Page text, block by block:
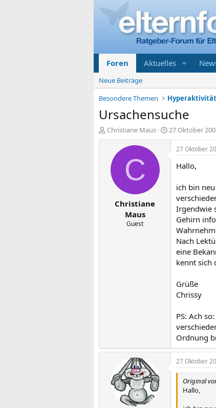
Foren Aktuelles
Neue Beiträge
Besondere Themen
Hyperaktivität
Ursachensuche
E
r
Christiane Maus
E
r
t
27 Oktober
C
Christiane
Maus
Guest
27 Oktober
Hallo,
ich bin
Irgendwie
Gehirn
Nach
eine
kennt sich
Grüße
Chrissy
PS: Ach
Ordnung
27 Oktober
Original
Hallo,